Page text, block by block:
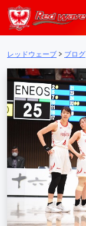
メインナビゲ
レッドウェーブ > ブログ